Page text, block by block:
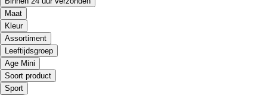
Maat
Kleur
Assortiment
Leeftijdsgroep
Age Mini
Soort product
Sport